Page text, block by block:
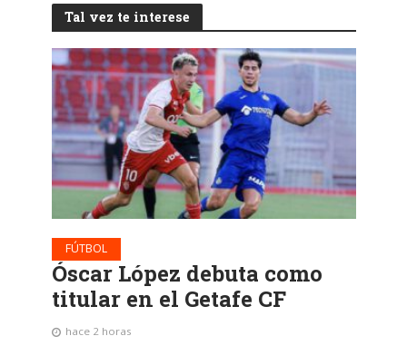
Tal vez te interese
FÚTBOL
Óscar López debuta como
titular en el Getafe CF
hace 2 horas